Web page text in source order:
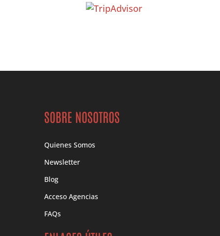
SOBRE NOSOTROS
Quienes Somos
Newsletter
Blog
Acceso Agencias
FAQs